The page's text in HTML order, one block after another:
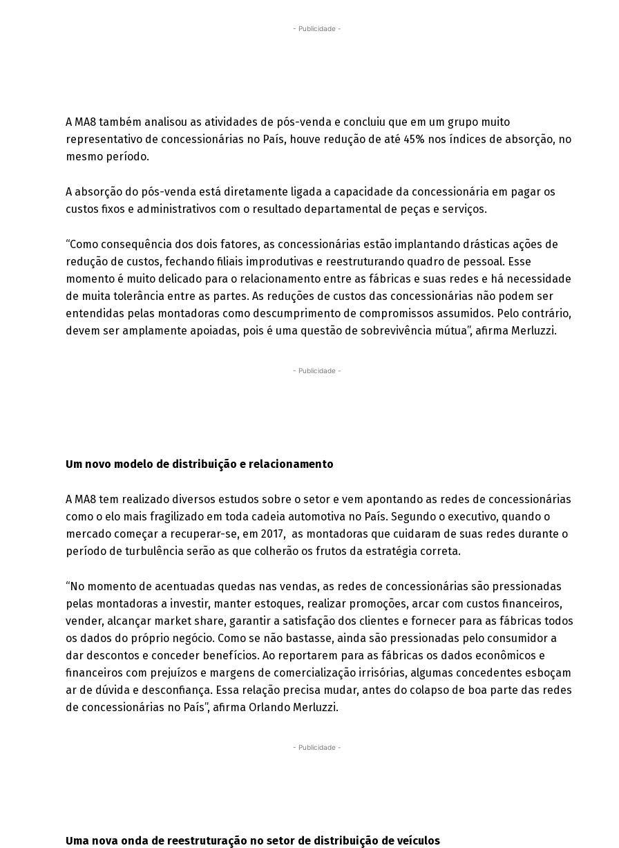
- Publicidade -
A MA8 também analisou as atividades de pós-venda e concluiu que em um grupo muito
representativo de concessionárias no País, houve redução de até 45% nos índices de absorção, no
mesmo período.
A absorção do pós-venda está diretamente ligada a capacidade da concessionária em pagar os
custos fixos e administrativos com o resultado departamental de peças e serviços.
“Como consequência dos dois fatores, as concessionárias estão implantando drásticas ações de
redução de custos, fechando filiais improdutivas e reestruturando quadro de pessoal. Esse
momento é muito delicado para o relacionamento entre as fábricas e suas redes e há necessidade
de muita tolerância entre as partes. As reduções de custos das concessionárias não podem ser
entendidas pelas montadoras como descumprimento de compromissos assumidos. Pelo contrário,
devem ser amplamente apoiadas, pois é uma questão de sobrevivência mútua”, afirma Merluzzi.
- Publicidade -
Um novo modelo de distribuição e relacionamento
A MA8 tem realizado diversos estudos sobre o setor e vem apontando as redes de concessionárias
como o elo mais fragilizado em toda cadeia automotiva no País. Segundo o executivo, quando o
mercado começar a recuperar-se, em 2017, as montadoras que cuidaram de suas redes durante o
período de turbulência serão as que colherão os frutos da estratégia correta.
“No momento de acentuadas quedas nas vendas, as redes de concessionárias são pressionadas
pelas montadoras a investir, manter estoques, realizar promoções, arcar com custos financeiros,
vender, alcançar market share, garantir a satisfação dos clientes e fornecer para as fábricas todos
os dados do próprio negócio. Como se não bastasse, ainda são pressionadas pelo consumidor a
dar descontos e conceder benefícios. Ao reportarem para as fábricas os dados econômicos e
financeiros com prejuízos e margens de comercialização irrisórias, algumas concedentes esboçam
ar de dúvida e desconfiança. Essa relação precisa mudar, antes do colapso de boa parte das redes
de concessionárias no País”, afirma Orlando Merluzzi.
- Publicidade -
Uma nova onda de reestruturação no setor de distribuição de veículos